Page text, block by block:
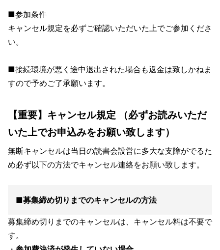
■参加条件
キャンセル規定を必ずご確認いただいた上でご参加くださ
い。
■接続環境が悪く途中退出された場合も返金は致しかねま
すので予めご了承願います。
【重要】キャンセル規定 （必ずお読みいただ
いた上でお申込みをお願い致します）
無断キャンセルは当日の読書会設営に多大な支障がでるた
め必ず以下の方法でキャンセル連絡をお願い致します。
■募集締め切りまでのキャンセルの方法
募集締め切りまでのキャンセルは、キャンセル料は不要で
す。